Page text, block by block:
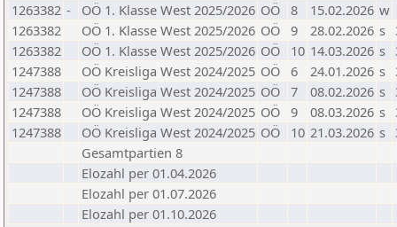
1263382 - OÖ 1. Klasse West 2025/2026 OÖ 8 15.02.2026 w
1263382
OÖ 1. Klasse West 2025/2026 OÖ 9 28.02.2026 s
1263382
OÖ 1. Klasse West 2025/2026 OÖ 10 14.03.2026 s
1247388
OÖ Kreisliga West 2024/2025 OÖ 6 24.01.2026 s
1247388
OÖ Kreisliga West 2024/2025 OÖ 7 08.02.2026 s
1247388
OÖ Kreisliga West 2024/2025 OÖ 9 08.03.2026 s
1247388
OÖ Kreisliga West 2024/2025 OÖ 10 21.03.2026 s
Gesamtpartien 8
Elozahl per 01.04.2026
Elozahl per 01.07.2026
Elozahl per 01.10.2026